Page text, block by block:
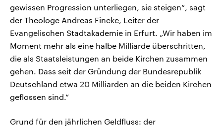
gewissen Progression unterliegen, sie steigen“, sagt
der Theologe Andreas Fincke, Leiter der
Evangelischen Stadtakademie in Erfurt. „Wir haben im
Moment mehr als eine halbe Milliarde überschritten,
die als Staatsleistungen an beide Kirchen zusammen
gehen. Dass seit der Gründung der Bundesrepublik
Deutschland etwa 20 Milliarden an die beiden Kirchen
geflossen sind.“
Grund für den jährlichen Geldfluss: der